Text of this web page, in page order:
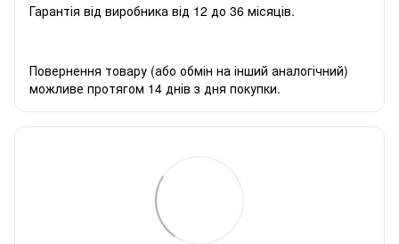
Гарантія від виробника від 12 до 36 місяців.
Повернення товару (або обмін на інший аналогічний)
можливе протягом 14 днів з дня покупки.